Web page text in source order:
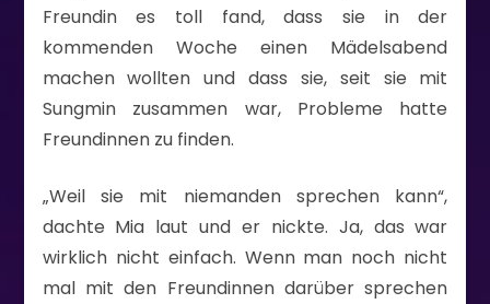
Freundin es toll fand, dass sie in der
kommenden Woche einen Mädelsabend
machen wollten und dass sie, seit sie mit
Sungmin zusammen war, Probleme hatte
Freundinnen zu finden.
„Weil sie mit niemanden sprechen kann“,
dachte Mia laut und er nickte. Ja, das war
wirklich nicht einfach. Wenn man noch nicht
mal mit den Freundinnen darüber sprechen